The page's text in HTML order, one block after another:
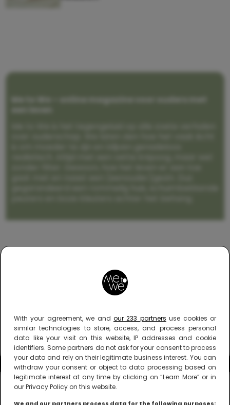
With your agreement, we and our 233 partners use cookies or
similar technologies to store, access, and process personal
data like your visit on this website, IP addresses and cookie
identifiers. Some partners do not ask for your consent to process
your data and rely on their legitimate business interest. You can
withdraw your consent or object to data processing based on
legitimate interest at any time by clicking on “Learn More” or in
our Privacy Policy on this website.
Me to We – online magazine voor ouders met